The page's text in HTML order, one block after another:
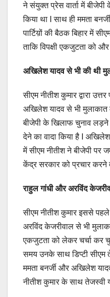
ने संयुक्त प्रेस वार्ता में
किया था I साथ ही ममता
पार्टिय़ों की बैठक बिहार में
ताकि विपक्षी एकजुटता को
अखिलेश यादव से भी की थी
सीएम नीतीश कुमार द्वारा
अखिलेश यादव से भी मुलाकात
बीजेपी के खिलाफ चुनाव लड़ने
देने का वादा किया है I
में सीएम नीतीश ने बीजेपी पर
केंद्र सरकार को प्रचार करने
राहुल गांधी और अरविंद
सीएम नीतीश कुमार इससे
अरविंद केजरीवाल से भी
एकजुटता को लेकर चर्चा कर
समय उनके साथ डिप्टी सीएम
ममता बनर्जी और अखिलेश
नीतीश कुमार के साथ तेजस्वी